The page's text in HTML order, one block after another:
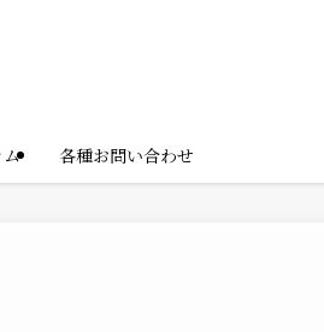
各種お問い合わせ